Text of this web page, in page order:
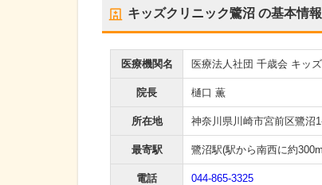
キッズクリニック鷺沼 の基本情報
医療機関名 医療法人社団 千歳会 キッ
院長 樋口 薫
所在地 神奈川県川崎市宮前区鷺沼
最寄駅 鷺沼駅(駅から南西に約300m
電話 044-865-3325